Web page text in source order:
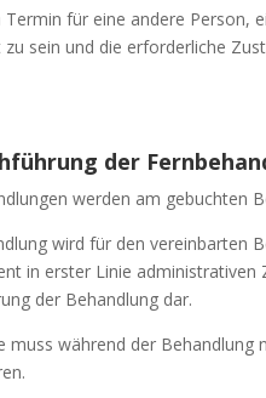
Termin für eine andere Person,
sein und die erforderliche
der
werden am gebuchten
wird für den vereinbarten
in erster Linie
der Behandlung dar.
muss während der Behandlung